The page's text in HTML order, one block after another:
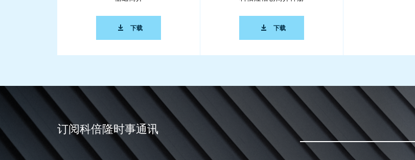
下载输送简介 下载科倍隆楷创简介样册
订阅科倍隆时事通讯